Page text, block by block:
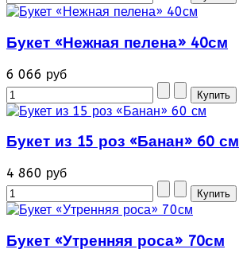
Букет «Нежная пелена» 40см
6 066 руб
Букет из 15 роз «Банан» 60 см
4 860 руб
Букет «Утренняя роса» 70см